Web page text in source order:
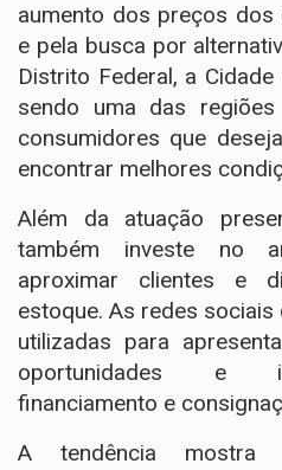
aumento dos preços
e pela busca por
Distrito Federal, a
sendo uma das
consumidores que
encontrar melhores
Além da atuação
também investe no
aproximar clientes e
estoque. As redes
utilizadas para
oportunidades e
financiamento e
A tendência mostra